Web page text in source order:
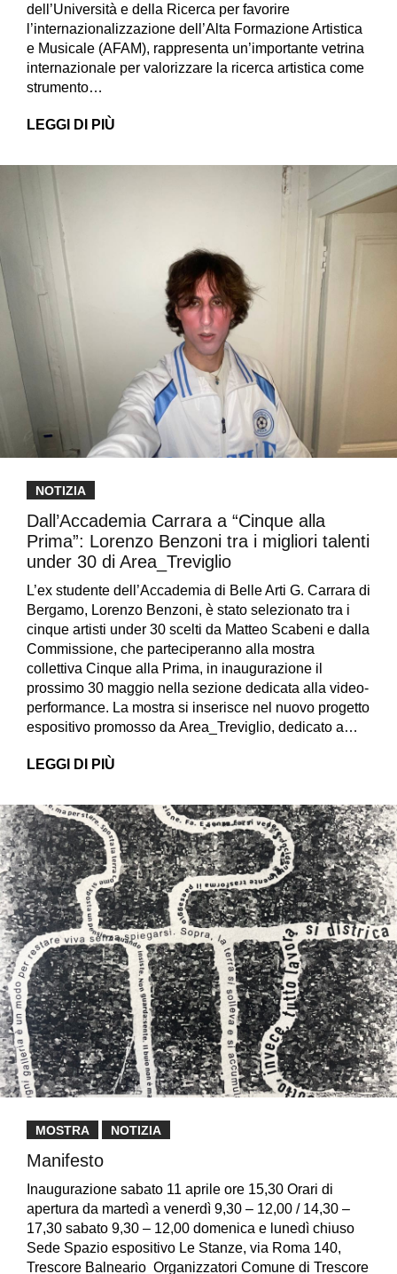
dell’Università e della Ricerca per favorire
l’internazionalizzazione dell’Alta Formazione Artistica
e Musicale (AFAM), rappresenta un’importante vetrina
internazionale per valorizzare la ricerca artistica come
strumento…
LEGGI DI PIÙ
NOTIZIA
Dall’Accademia Carrara a “Cinque alla
Prima”: Lorenzo Benzoni tra i migliori talenti
under 30 di Area_Treviglio
L’ex studente dell’Accademia di Belle Arti G. Carrara di
Bergamo, Lorenzo Benzoni, è stato selezionato tra i
cinque artisti under 30 scelti da Matteo Scabeni e dalla
Commissione, che parteciperanno alla mostra
collettiva Cinque alla Prima, in inaugurazione il
prossimo 30 maggio nella sezione dedicata alla video-
performance. La mostra si inserisce nel nuovo progetto
espositivo promosso da Area_Treviglio, dedicato a…
LEGGI DI PIÙ
MOSTRA NOTIZIA
Manifesto
Inaugurazione sabato 11 aprile ore 15,30 Orari di
apertura da martedì a venerdì 9,30 – 12,00 / 14,30 –
17,30 sabato 9,30 – 12,00 domenica e lunedì chiuso
Sede Spazio espositivo Le Stanze, via Roma 140,
Trescore Balneario Organizzatori Comune di Trescore